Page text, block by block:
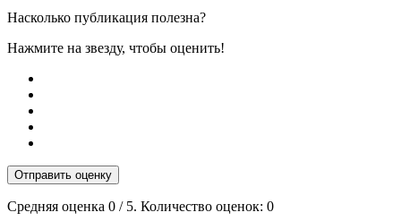
Насколько публикация полезна?
Нажмите на звезду, чтобы оценить!
Отправить оценку
Средняя оценка 0 / 5. Количество оценок: 0